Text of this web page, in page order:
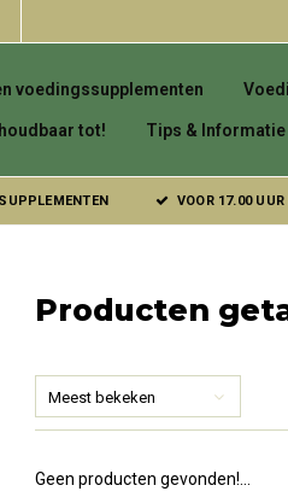
voedingssupplementen
tot! Tips &
VOOR 17.00
Producten
Meest bekeken
Geen producten gevonden!...